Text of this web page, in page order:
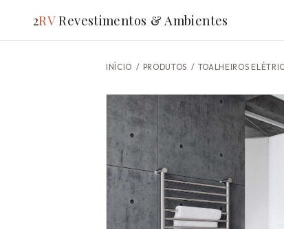
2RVRevestimentos & Ambientes
INÍCIO / PRODUTOS / TOALHEIROS